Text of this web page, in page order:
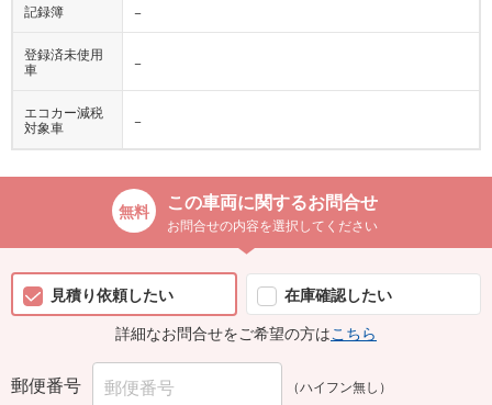
記録簿 −
登録済未使用
車
−
エコカー減税
対象車
−
この車両に関するお問合せ
お問合せの内容を選択してください
見積り依頼したい
在庫確認したい
詳細なお問合せをご希望の方はこちら
郵便番号 （ハイフン無し）